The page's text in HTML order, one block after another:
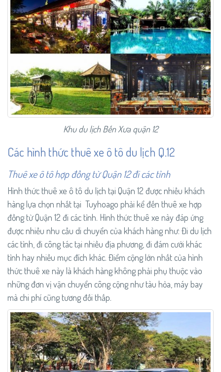
Khu du lịch Bến Xưa quận 12
Các hình thức thuê xe ô tô du lịch Q.12
Thuê xe ô tô hợp đồng từ Quận 12 đi các tỉnh
Hình thức thuê xe ô tô du lịch tại Quận 12 được nhiều khách
hàng lựa chọn nhất tại Tuyhoago phải kể đến thuê xe hợp
đồng từ Quận 12 đi các tỉnh. Hình thức thuê xe này đáp ứng
được nhiều nhu cầu di chuyển của khách hàng như: Đi du lịch
các tỉnh, đi công tác tại nhiều địa phương, đi đám cưới khác
tỉnh hay nhiều mục đích khác. Điểm cộng lớn nhất của hình
thức thuê xe này là khách hàng không phải phụ thuộc vào
những đơn vị vận chuyển công cộng như tàu hỏa, máy bay
mà chi phí cũng tương đối thấp.